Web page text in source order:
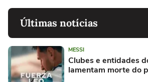
Últimas notícias
MESSI
Clubes e entidades
lamentam morte do